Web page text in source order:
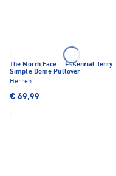
The North Face · Essential Terry
Simple Dome Pullover
Herren
€ 69,99